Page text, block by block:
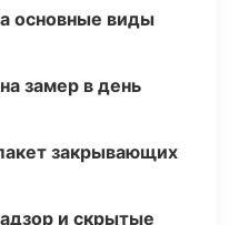
основные виды
замер в день
закрывающих
и скрытые